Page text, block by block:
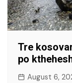
Tre
po
August 6,